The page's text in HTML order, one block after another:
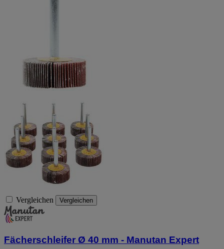
Vergleichen Vergleichen
Fächerschleifer Ø 40 mm - Manutan Expert